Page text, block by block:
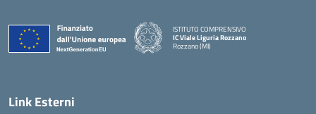
ISTITUTO COMPRENSIVO
IC Viale Liguria Rozzano
Rozzano (MI)
Link Esterni